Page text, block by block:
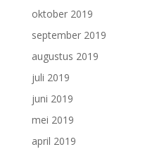
oktober 2019
september 2019
augustus 2019
juli 2019
juni 2019
mei 2019
april 2019